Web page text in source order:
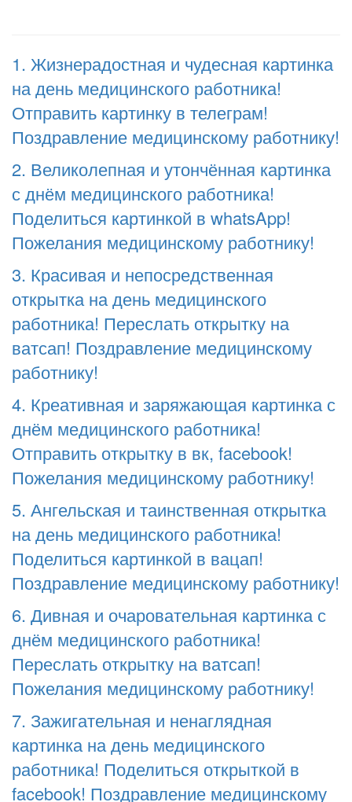
1. Жизнерадостная и чудесная картинка
на день медицинского работника!
Отправить картинку в телеграм!
Поздравление медицинскому работнику!
2. Великолепная и утончённая картинка
с днём медицинского работника!
Поделиться картинкой в whatsApp!
Пожелания медицинскому работнику!
3. Красивая и непосредственная
открытка на день медицинского
работника! Переслать открытку на
ватсап! Поздравление медицинскому
работнику!
4. Креативная и заряжающая картинка с
днём медицинского работника!
Отправить открытку в вк, facebook!
Пожелания медицинскому работнику!
5. Ангельская и таинственная открытка
на день медицинского работника!
Поделиться картинкой в вацап!
Поздравление медицинскому работнику!
6. Дивная и очаровательная картинка с
днём медицинского работника!
Переслать открытку на ватсап!
Пожелания медицинскому работнику!
7. Зажигательная и ненаглядная
картинка на день медицинского
работника! Поделиться открыткой в
facebook! Поздравление медицинскому